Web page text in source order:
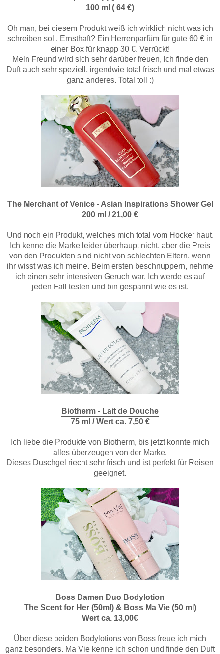
100 ml ( 64 €)
Oh man, bei diesem Produkt weiß ich wirklich nicht was ich
schreiben soll. Ernsthaft? Ein Herrenparfüm für gute 60 € in
einer Box für knapp 30 €. Verrückt!
Mein Freund wird sich sehr darüber freuen, ich finde den
Duft auch sehr speziell, irgendwie total frisch und mal etwas
ganz anderes. Total toll :)
The Merchant of Venice - Asian Inspirations Shower Gel
200 ml / 21,00 €
Und noch ein Produkt, welches mich total vom Hocker haut.
Ich kenne die Marke leider überhaupt nicht, aber die Preis
von den Produkten sind nicht von schlechten Eltern, wenn
ihr wisst was ich meine. Beim ersten beschnuppern, nehme
ich einen sehr intensiven Geruch war. Ich werde es auf
jeden Fall testen und bin gespannt wie es ist.
Biotherm - Lait de Douche
75 ml / Wert ca. 7,50 €
Ich liebe die Produkte von Biotherm, bis jetzt konnte mich
alles überzeugen von der Marke.
Dieses Duschgel riecht sehr frisch und ist perfekt für Reisen
geeignet.
Boss Damen Duo Bodylotion
The Scent for Her (50ml) & Boss Ma Vie (50 ml)
Wert ca. 13,00€
Über diese beiden Bodylotions von Boss freue ich mich
ganz besonders. Ma Vie kenne ich schon und finde den Duft